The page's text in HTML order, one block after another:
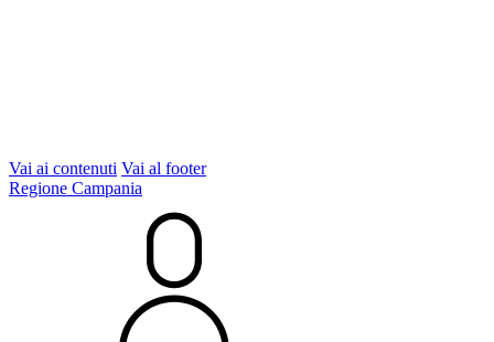
Vai ai contenuti Vai al footer
Regione Campania